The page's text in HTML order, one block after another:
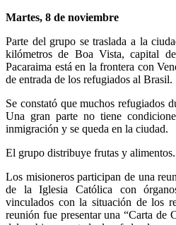
Martes, 8 de noviembre
Parte del grupo se traslada a la
kilómetros de Boa Vista, capital
Pacaraima está en la frontera con
de entrada de los refugiados al Brasil.
Se constató que muchos refugiados
Una gran parte no tiene
inmigración y se queda en la ciudad.
El grupo distribuye frutas y alimentos.
Los misioneros participan de una
de la Iglesia Católica con
vinculados con la situación de los
reunión fue presentar una “Carta de